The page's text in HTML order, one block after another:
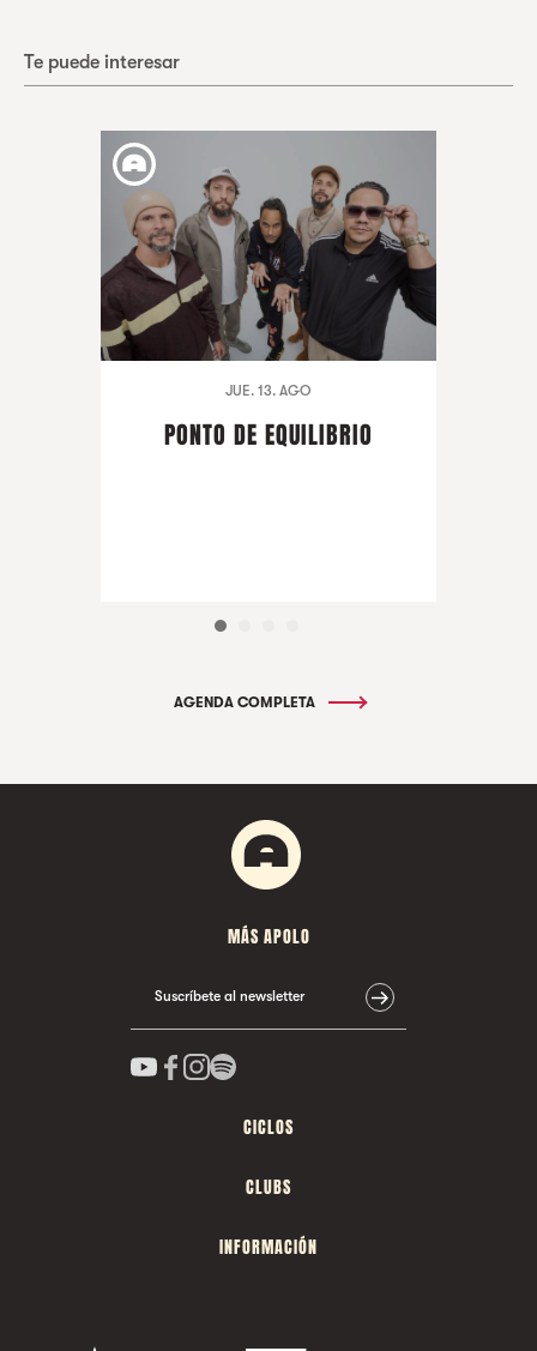
Te puede interesar
JUE. 13. AGO
PONTO DE EQUILIBRIO
AGENDA COMPLETA
MÁS APOLO
Suscríbete al newsletter
CICLOS
CLUBS
INFORMACIÓN